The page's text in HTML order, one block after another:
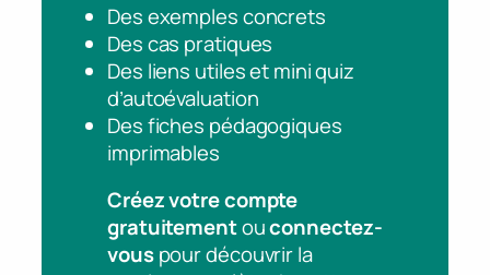
Des exemples concrets
Des cas pratiques
Des liens utiles et mini quiz
d’autoévaluation
Des fiches pédagogiques
imprimables
Créez votre compte
gratuitementouconnectez-
vouspour découvrir la